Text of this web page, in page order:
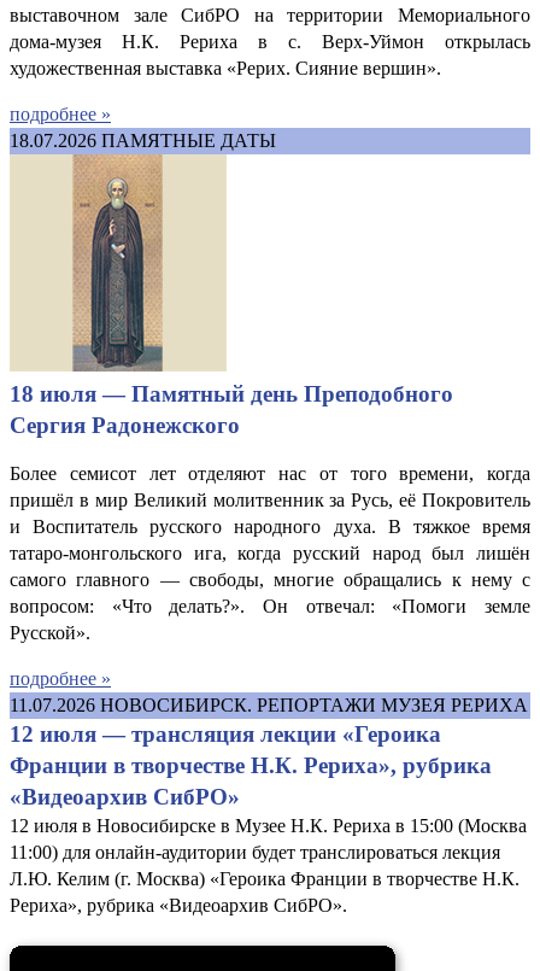
выставочном зале СибРО на территории Мемориального
дома-музея Н.К. Рериха в с. Верх-Уймон открылась
художественная выставка «Рерих. Сияние вершин».
подробнее »
18.07.2026 ПАМЯТНЫЕ ДАТЫ
18 июля — Памятный день Преподобного
Сергия Радонежского
Более семисот лет отделяют нас от того времени, когда
пришёл в мир Великий молитвенник за Русь, её Покровитель
и Воспитатель русского народного духа. В тяжкое время
татаро-монгольского ига, когда русский народ был лишён
самого главного — свободы, многие обращались к нему с
вопросом: «Что делать?». Он отвечал: «Помоги земле
Русской».
подробнее »
11.07.2026 НОВОСИБИРСК. РЕПОРТАЖИ МУЗЕЯ РЕРИХА
12 июля — трансляция лекции «Героика
Франции в творчестве Н.К. Рериха», рубрика
«Видеоархив СибРО»
12 июля в Новосибирске в Музее Н.К. Рериха в 15:00 (Москва
11:00) для онлайн-аудитории будет транслироваться лекция
Л.Ю. Келим (г. Москва) «Героика Франции в творчестве Н.К.
Рериха», рубрика «Видеоархив СибРО».